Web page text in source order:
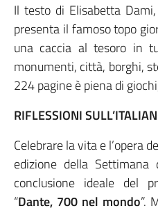
Il testo di Elisabetta
presenta il famoso topo
una caccia al tesoro in
monumenti, città, borghi,
224 pagine è piena di
RIFLESSIONI
Celebrare la vita e l’opera
edizione della
conclusione ideale del
“Dante, 700 nel mondo”.